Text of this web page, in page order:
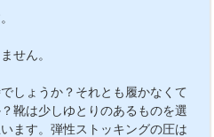
せん。
しょうか？それとも履かなくて
靴は少しゆとりのあるものを選
ます。弾性ストッキングの圧は